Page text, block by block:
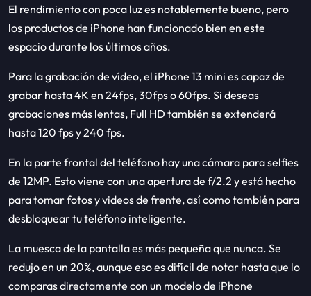
El rendimiento con poca luz es notablemente bueno, pero
los productos de iPhone han funcionado bien en este
espacio durante los últimos años.
Para la grabación de vídeo, el iPhone 13 mini es capaz de
grabar hasta 4K en 24fps, 30fps o 60fps. Si deseas
grabaciones más lentas, Full HD también se extenderá
hasta 120 fps y 240 fps.
En la parte frontal del teléfono hay una cámara para selfies
de 12MP. Esto viene con una apertura de f/2.2 y está hecho
para tomar fotos y videos de frente, así como también para
desbloquear tu teléfono inteligente.
La muesca de la pantalla es más pequeña que nunca. Se
redujo en un 20%, aunque eso es difícil de notar hasta que lo
comparas directamente con un modelo de iPhone